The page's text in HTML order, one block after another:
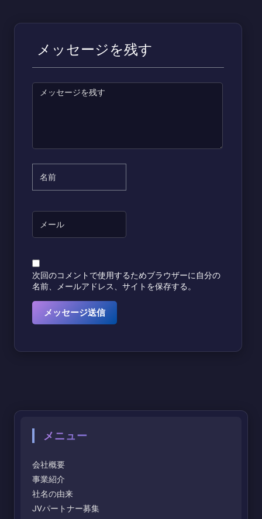
メッセージを残す
次回のコメントで使用するためブラウザーに自分の
名前、メールアドレス、サイトを保存する。
メニュー
会社概要
事業紹介
社名の由来
JVパートナー募集